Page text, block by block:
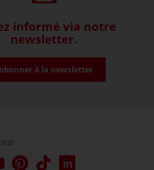
informé via notre
newsletter.
à la newsletter